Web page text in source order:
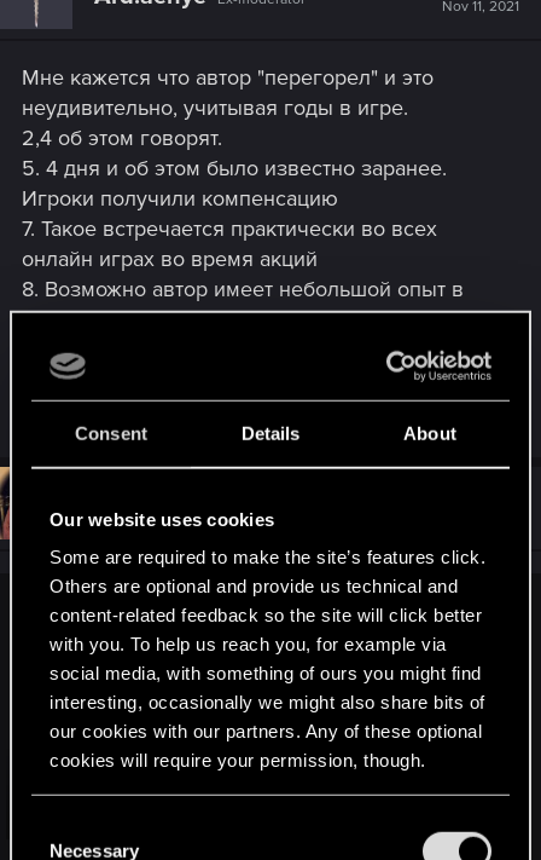
Consent Details About
Our website uses cookies
Some are required to make the site’s features click.
Others are optional and provide us technical and
content-related feedback so the site will click better
with you. To help us reach you, for example via
social media, with something of ours you might find
interesting, occasionally we might also share bits of
our cookies with our partners. Any of these optional
cookies will require your permission, though.
and tweak your preferences regarding them in the
Necessary
:
Nov 11, 2021
Мне кажется что автор "перегорел" и это
неудивительно, учитывая годы в игре.
2,4 об этом говорят.
5. 4 дня и об этом было известно заранее.
Игроки получили компенсацию
7. Такое встречается практически во всех
онлайн играх во время акций
8. Возможно автор имеет небольшой опыт в
онлайн играх и не видел как действуют студии
которым реально пофиг.
c
i
o
n
s
:
ragepwnz Senior user
Ard.aenye said:
Мне кажется что автор "перегорел" и это неудивительно,
учитывая годы в игре.
2,4 об этом говорят.
5. 4 дня и об этом было известно заранее. Игроки
получили компенсацию
8. Возможно автор имеет небольшой опыт в онлайн